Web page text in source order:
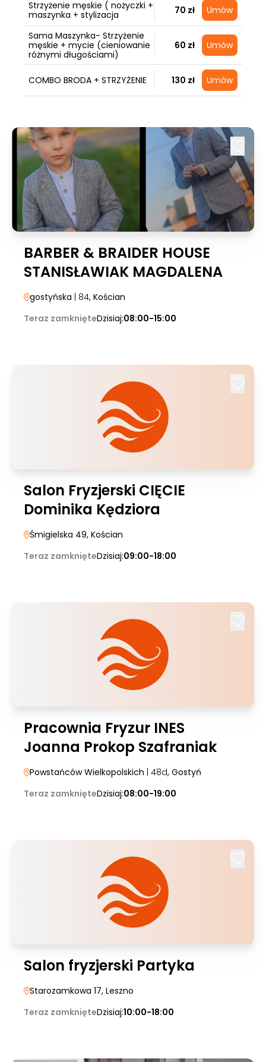
Strzyżenie męskie ( nożyczki +
maszynka + stylizacja
70 zł Umów
Sama Maszynka- Strzyżenie
męskie + mycie (cieniowanie
różnymi długościami)
60 zł Umów
COMBO BRODA + STRZYŻENIE 130 zł Umów
BARBER & BRAIDER HOUSE
STANISŁAWIAK MAGDALENA
gostyńska | 84, Kościan
Teraz zamknięteDzisiaj:08:00-15:00
Salon Fryzjerski CIĘCIE
Dominika Kędziora
Śmigielska 49, Kościan
Teraz zamknięteDzisiaj:09:00-18:00
Pracownia Fryzur INES
Joanna Prokop Szafraniak
Powstańców Wielkopolskich | 48d, Gostyń
Teraz zamknięteDzisiaj:08:00-19:00
Salon fryzjerski Partyka
Starozamkowa 17, Leszno
Teraz zamknięteDzisiaj:10:00-18:00